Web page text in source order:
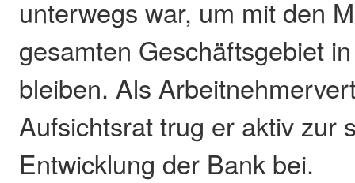
unterwegs war, um mit den
gesamten Geschäftsgebiet
bleiben. Als
Aufsichtsrat trug er aktiv zur
Entwicklung der Bank bei.